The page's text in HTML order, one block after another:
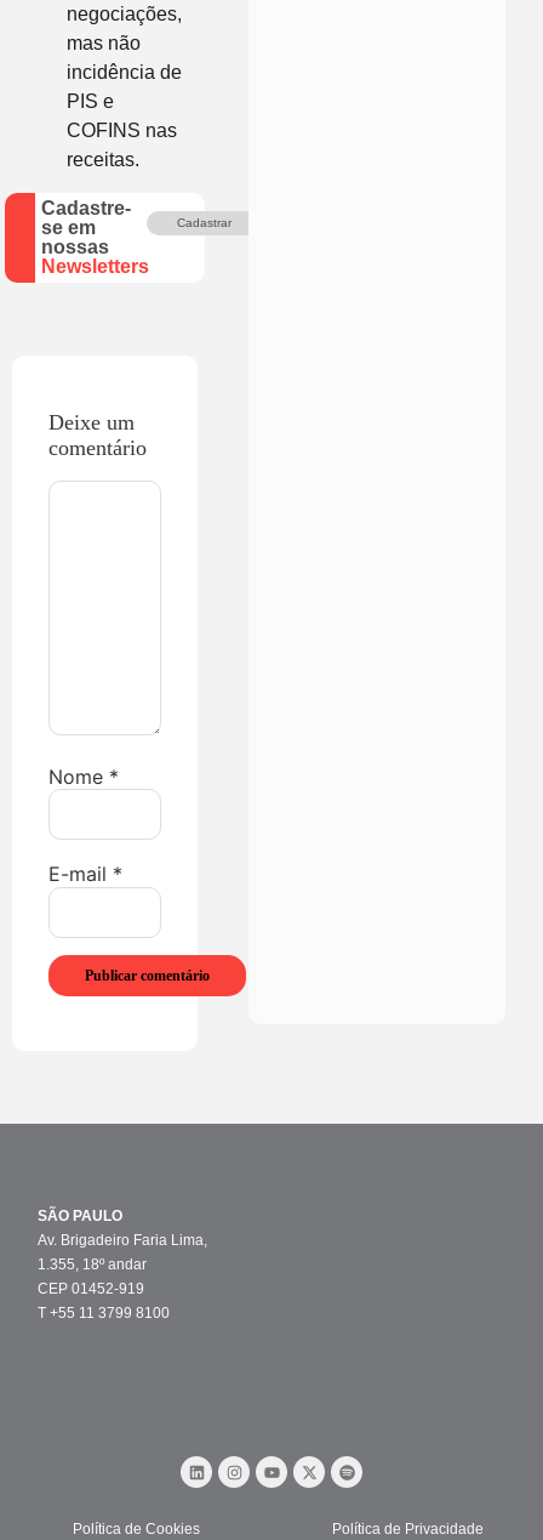
negociações,
mas não
incidência de
PIS e
COFINS nas
receitas.
Cadastre-
se em
nossas
Newsletters
Cadastrar
Deixe um
comentário
Nome *
E-mail *
SÃO PAULO
Av. Brigadeiro Faria Lima,
1.355, 18º andar
CEP 01452-919
T +55 11 3799 8100
Política de Cookies Política de Privacidade